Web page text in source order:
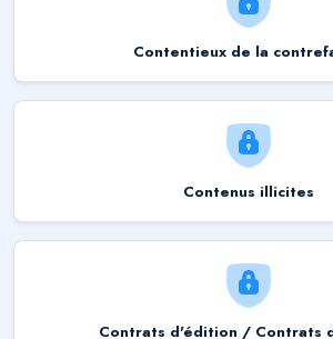
Contentieux de la
Contenus illicites
Contrats d'édition / Contrats